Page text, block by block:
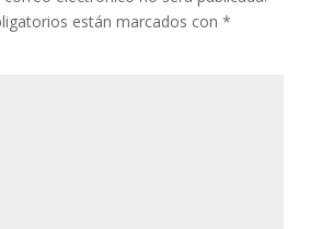
están marcados con *